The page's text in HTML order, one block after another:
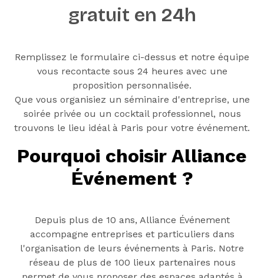
gratuit en 24h
Remplissez le formulaire ci-dessus et notre équipe
vous recontacte sous 24 heures avec une
proposition personnalisée.
Que vous organisiez un séminaire d'entreprise, une
soirée privée ou un cocktail professionnel, nous
trouvons le lieu idéal à Paris pour votre événement.
Pourquoi choisir Alliance
Événement ?
Depuis plus de 10 ans, Alliance Événement
accompagne entreprises et particuliers dans
l'organisation de leurs événements à Paris. Notre
réseau de plus de 100 lieux partenaires nous